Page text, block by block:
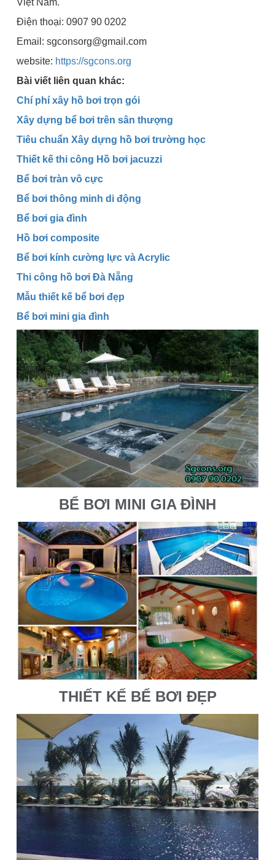
Việt Nam.
Điện thoại: 0907 90 0202
Email: sgconsorg@gmail.com
website: https://sgcons.org
Bài viết liên quan khác:
Chí phí xây hồ bơi trọn gói
Xây dựng bể bơi trên sân thượng
Tiêu chuẩn Xây dựng hồ bơi trường học
Thiết kế thi công Hồ bơi jacuzzi
Bể bơi tràn vô cực
Bể bơi thông minh di động
Bể bơi gia đình
Hồ bơi composite
Bể bơi kính cường lực và Acrylic
Thi công hồ bơi Đà Nẵng
Mẫu thiết kế bể bơi đẹp
Bể bơi mini gia đình
BỂ BƠI MINI GIA ĐÌNH
THIẾT KẾ BỂ BƠI ĐẸP